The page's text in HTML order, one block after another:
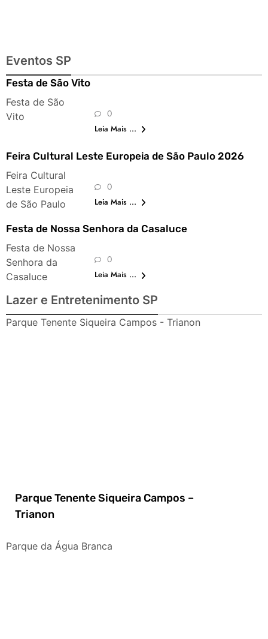
Eventos SP
Festa de São Vito
Festa de São
Vito
0
Leia Mais ...
Feira Cultural Leste Europeia de São Paulo 2026
Feira Cultural
Leste Europeia
de São Paulo
0
Leia Mais ...
Festa de Nossa Senhora da Casaluce
Festa de Nossa
Senhora da
Casaluce
0
Leia Mais ...
Lazer e Entretenimento SP
Parque Tenente Siqueira Campos - Trianon
Parque Tenente Siqueira Campos –
Trianon
Parque da Água Branca